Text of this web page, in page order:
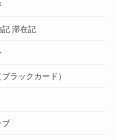
滞在記
ラックカード）
ブ